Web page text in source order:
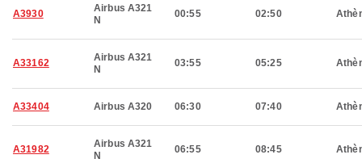
A3930
Airbus A321
N
00:55 02:50
A33162
Airbus A321
N
03:55 05:25
A33404 Airbus A320 06:30 07:40
A31982
Airbus A321
N
06:55 08:45